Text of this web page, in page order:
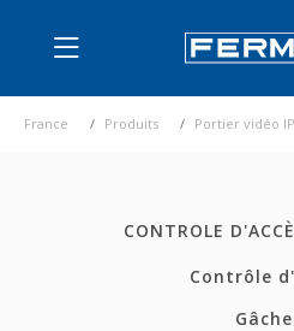
France Produits Portier vidéo IP
CONTROLE
Contrôle